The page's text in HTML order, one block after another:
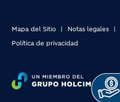
Mapa del Sitio Notas legales
Política de privacidad